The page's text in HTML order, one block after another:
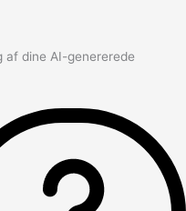
af dine AI-genererede